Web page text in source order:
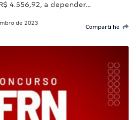
4.556,92, a depender…
de 2023
Compartilhe